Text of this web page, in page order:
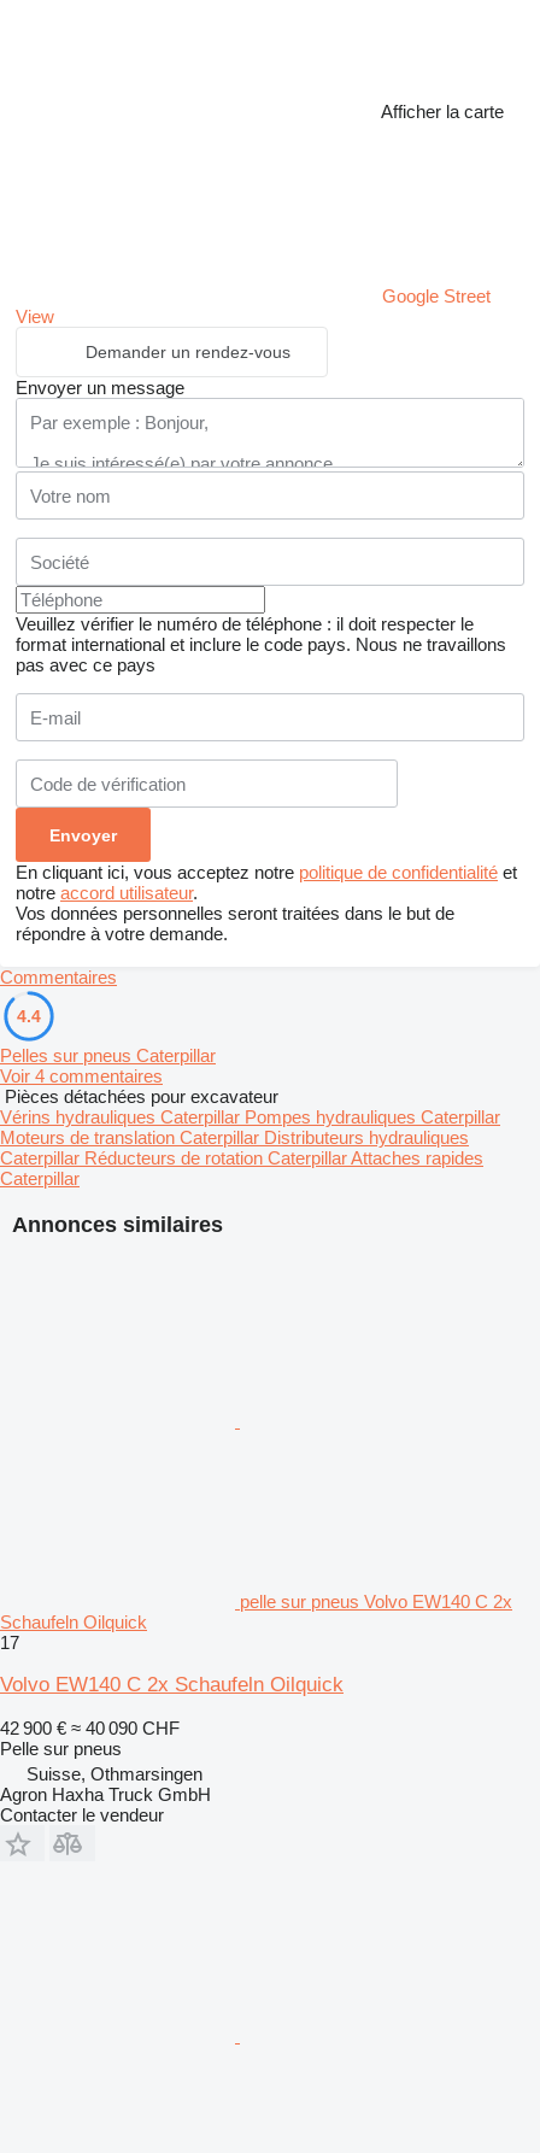
Afficher la carte
Google Street
View
Demander un rendez-vous
Envoyer un message
Veuillez vérifier le numéro de téléphone : il doit respecter le
format international et inclure le code pays. Nous ne travaillons
pas avec ce pays
En cliquant ici, vous acceptez notre politique de confidentialité et
notre accord utilisateur.
Vos données personnelles seront traitées dans le but de
répondre à votre demande.
Annonces similaires
pelle sur pneus Volvo EW140 C 2x
Schaufeln Oilquick
17
Volvo EW140 C 2x Schaufeln Oilquick
42 900 € ≈ 40 090 CHF
Pelle sur pneus
Suisse, Othmarsingen
Agron Haxha Truck GmbH
Contacter le vendeur
Commentaires
4.4
Pelles sur pneus Caterpillar
Voir 4 commentaires
Pièces détachées pour excavateur
Vérins hydrauliques Caterpillar Pompes hydrauliques Caterpillar
Moteurs de translation Caterpillar Distributeurs hydrauliques
Caterpillar Réducteurs de rotation CaterpillarAttaches rapides
Caterpillar